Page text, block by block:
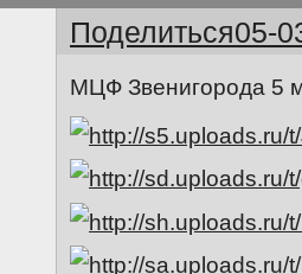
Поделиться05-
МЦФ Звенигорода 5